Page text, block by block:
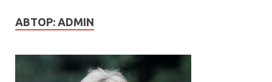
АВТОР: ADMIN